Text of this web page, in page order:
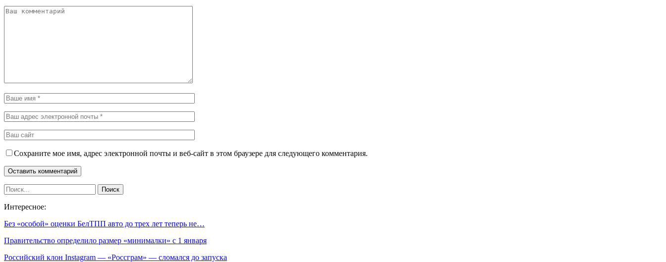
Сохраните мое имя, адрес электронной почты и веб-сайт в этом браузере для следующего комментария.
Интересное:
Без «особой» оценки БелТПП авто до трех лет теперь не…
Правительство определило размер «минималки» с 1 января
Российский клон Instagram — «Россграм» — сломался до запуска